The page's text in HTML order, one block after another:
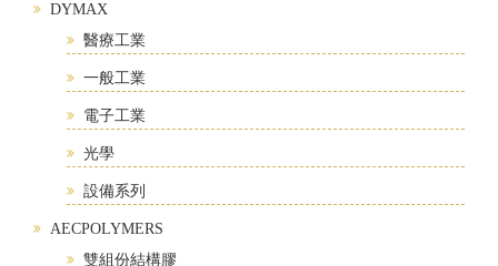
DYMAX
醫療工業
一般工業
電子工業
光學
設備系列
AECPOLYMERS
雙組份結構膠